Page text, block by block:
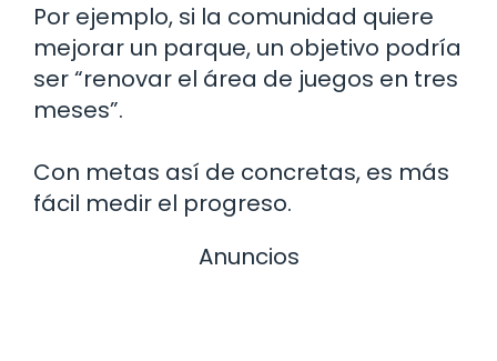
Por ejemplo, si la comunidad quiere
mejorar un parque, un objetivo podría
ser “renovar el área de juegos en tres
meses”.
Con metas así de concretas, es más
fácil medir el progreso.
Anuncios